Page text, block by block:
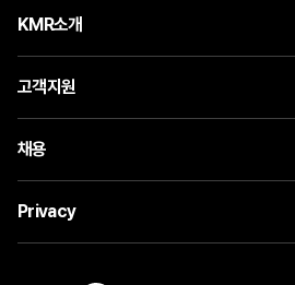
KMR소개
고객지원
채용
Privacy